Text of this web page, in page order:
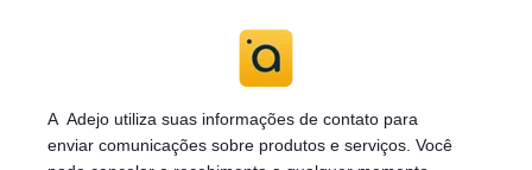
A Adejo utiliza suas informações de contato para
enviar comunicações sobre produtos e serviços. Você